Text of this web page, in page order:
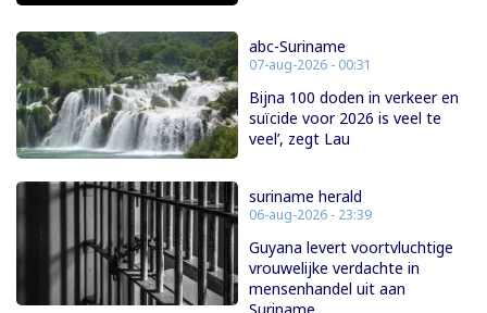
abc-Suriname
07-aug-2026 - 00:31
Bijna 100 doden in verkeer en
suïcide voor 2026 is veel te
veel’, zegt Lau
suriname herald
06-aug-2026 - 23:39
Guyana levert voortvluchtige
vrouwelijke verdachte in
mensenhandel uit aan